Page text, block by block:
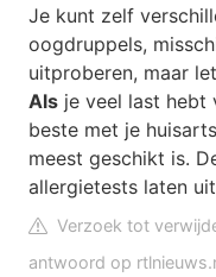
Je kunt zelf
oogdruppels,
uitproberen, maar
Als je veel last hebt
beste met je
meest geschikt is.
allergietests laten
Verzoek tot
antwoord op